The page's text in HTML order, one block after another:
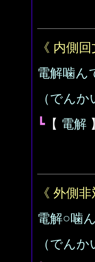
《 内側回
電解噛ん
（でんか
┗ 【 電解
《 外側
電解○噛
（でんか